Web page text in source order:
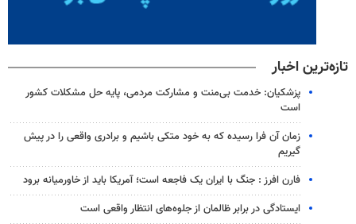
تازه‌ترین اخبار
پزشکیان: خدمت بی‌منت و مشارکت مردمی، پایه حل مشکلات کشور
است
زمان آن فرا رسیده که به خود متکی باشیم و برادری واقعی را در پیش
گیریم
فارن افرز : جنگ با ایران یک فاجعه است؛ آمریکا باید از خاورمیانه برود
ایستادگی در برابر ظالمان از جلوه‌های انتظار واقعی است